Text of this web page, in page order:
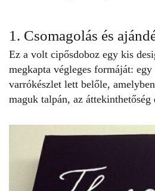
1. Csomagolás és
Ez a volt cipősdoboz egy kis
megkapta végleges formáját: egy
varrókészlet lett belőle,
maguk talpán, az áttekinthetőség